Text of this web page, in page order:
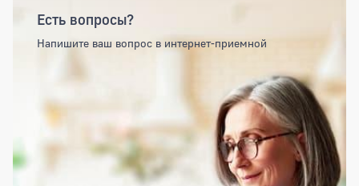
Есть вопросы?
Напишите ваш вопрос в интернет-приемной